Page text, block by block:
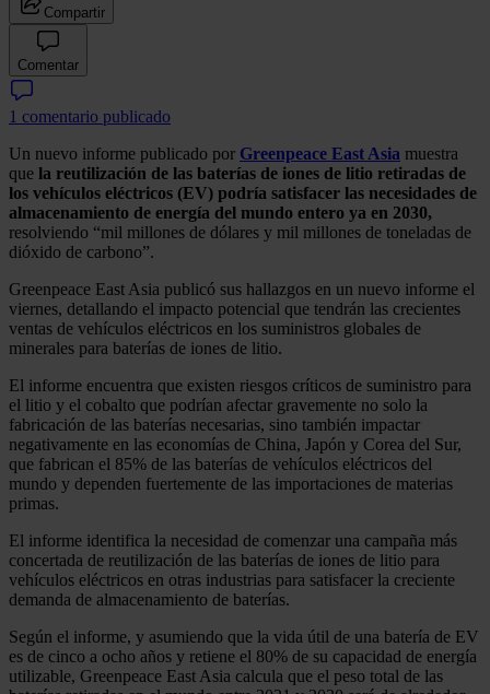
Compartir
Comentar
1 comentario publicado
Un nuevo informe publicado por Greenpeace East Asia muestra
que la reutilización de las baterías de iones de litio retiradas de
los vehículos eléctricos (EV) podría satisfacer las necesidades de
almacenamiento de energía del mundo entero ya en 2030,
resolviendo “mil millones de dólares y mil millones de toneladas de
dióxido de carbono”.
Greenpeace East Asia publicó sus hallazgos en un nuevo informe el
viernes, detallando el impacto potencial que tendrán las crecientes
ventas de vehículos eléctricos en los suministros globales de
minerales para baterías de iones de litio.
El informe encuentra que existen riesgos críticos de suministro para
el litio y el cobalto que podrían afectar gravemente no solo la
fabricación de las baterías necesarias, sino también impactar
negativamente en las economías de China, Japón y Corea del Sur,
que fabrican el 85% de las baterías de vehículos eléctricos del
mundo y dependen fuertemente de las importaciones de materias
primas.
El informe identifica la necesidad de comenzar una campaña más
concertada de reutilización de las baterías de iones de litio para
vehículos eléctricos en otras industrias para satisfacer la creciente
demanda de almacenamiento de baterías.
Según el informe, y asumiendo que la vida útil de una batería de EV
es de cinco a ocho años y retiene el 80% de su capacidad de energía
utilizable, Greenpeace East Asia calcula que el peso total de las